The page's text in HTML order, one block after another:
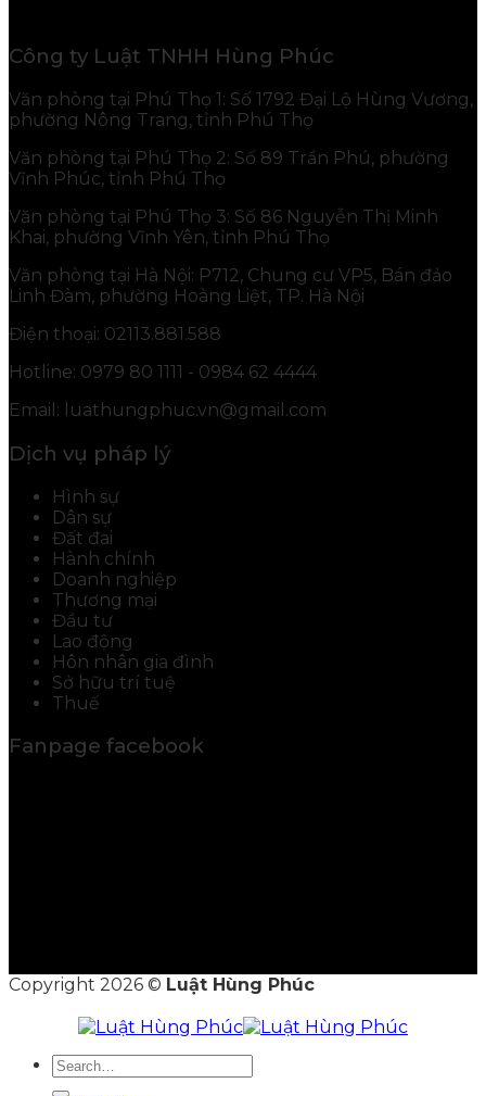
Công ty Luật TNHH Hùng Phúc
Văn phòng tại Phú Thọ 1: Số 1792 Đại Lộ Hùng Vương,
phường Nông Trang, tỉnh Phú Thọ
Văn phòng tại Phú Thọ 2: Số 89 Trần Phú, phường
Vĩnh Phúc, tỉnh Phú Thọ
Văn phòng tại Phú Thọ 3: Số 86 Nguyễn Thị Minh
Khai, phường Vĩnh Yên, tỉnh Phú Thọ
Văn phòng tại Hà Nội: P712, Chung cư VP5, Bán đảo
Linh Đàm, phường Hoàng Liệt, TP. Hà Nội
Điện thoại: 02113.881.588
Hotline: 0979 80 1111 - 0984 62 4444
Email: luathungphuc.vn@gmail.com
Dịch vụ pháp lý
Hình sự
Dân sự
Đất đai
Hành chính
Doanh nghiệp
Thương mại
Đầu tư
Lao động
Hôn nhân gia đình
Sở hữu trí tuệ
Thuế
Fanpage facebook
Copyright 2026 © Luật Hùng Phúc